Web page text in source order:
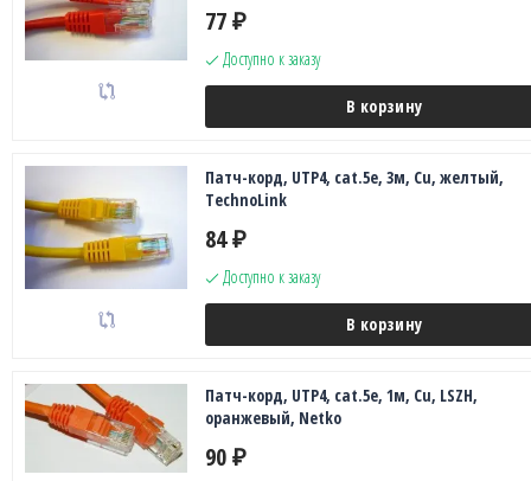
77 ₽
Доступно к заказу
В корзину
Патч-корд, UTP4, cat.5e, 3м, Сu, желтый,
TechnoLink
84 ₽
Доступно к заказу
В корзину
Патч-корд, UTP4, cat.5e, 1м, Сu, LSZH,
оранжевый, Netko
90 ₽